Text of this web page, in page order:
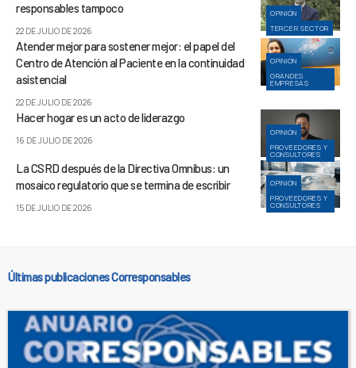
OPINIÓN
TERCER SECTOR
responsables tampoco
22 DE JULIO DE 2026
OPINIÓN
GRANDES
EMPRESAS
Atender mejor para sostener mejor: el papel del
Centro de Atención al Paciente en la continuidad
asistencial
22 DE JULIO DE 2026
OPINIÓN
PROVEEDORES Y
CONSULTORES
Hacer hogar es un acto de liderazgo
16 DE JULIO DE 2026
OPINIÓN
PROVEEDORES Y
CONSULTORES
La CSRD después de la Directiva Omnibus: un
mosaico regulatorio que se termina de escribir
15 DE JULIO DE 2026
Últimas publicaciones Corresponsables